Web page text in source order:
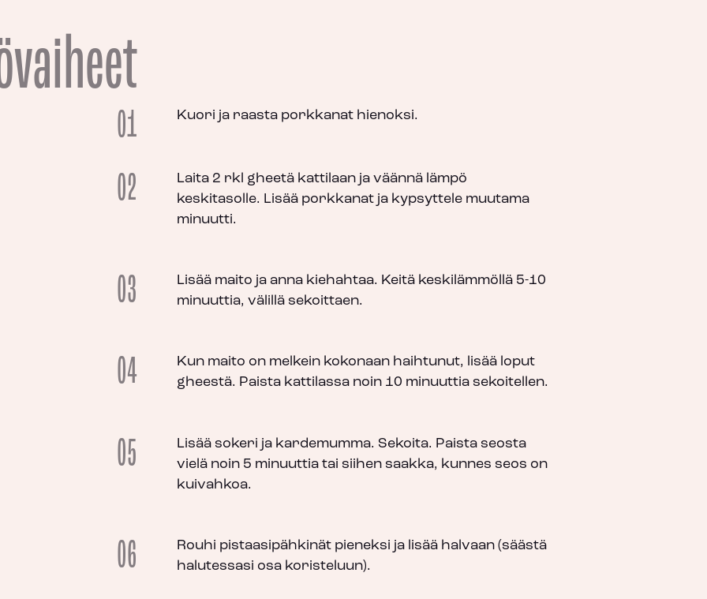
01 Kuori ja raasta porkkanat hienoksi.
02
Laita 2 rkl gheetä kattilaan ja väännä lämpö
keskitasolle. Lisää porkkanat ja kypsyttele muutama
minuutti.
03
Lisää maito ja anna kiehahtaa. Keitä keskilämmöllä 5-10
minuuttia, välillä sekoittaen.
04
Kun maito on melkein kokonaan haihtunut, lisää loput
gheestä. Paista kattilassa noin 10 minuuttia sekoitellen.
05
Lisää sokeri ja kardemumma. Sekoita. Paista seosta
vielä noin 5 minuuttia tai siihen saakka, kunnes seos on
kuivahkoa.
06
Rouhi pistaasipähkinät pieneksi ja lisää halvaan (säästä
halutessasi osa koristeluun).